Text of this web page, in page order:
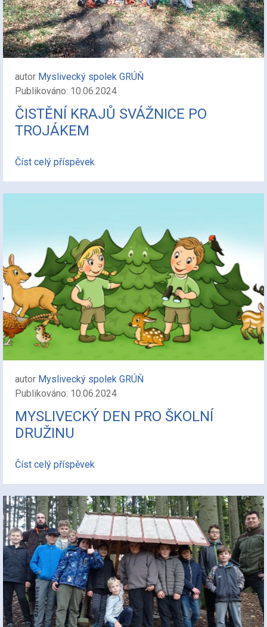
autor Myslivecký spolek GRÚŇ
Publikováno: 10.06.2024
ČISTĚNÍ KRAJŮ SVÁŽNICE PO
TROJÁKEM
Číst celý příspěvek
autor Myslivecký spolek GRÚŇ
Publikováno: 10.06.2024
MYSLIVECKÝ DEN PRO ŠKOLNÍ
DRUŽINU
Číst celý příspěvek